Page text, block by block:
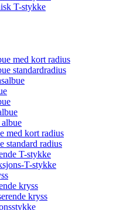
T-stykke
med kort radius
standardradius
albue
med kort radius
standard radius
T-stykke
T-stykke
kryss
kryss